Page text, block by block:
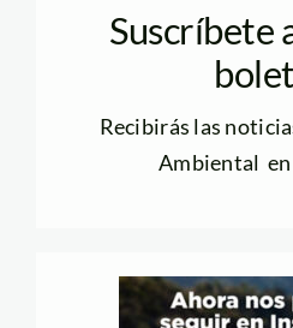
Suscríbete
Recibirás las
Ambiental